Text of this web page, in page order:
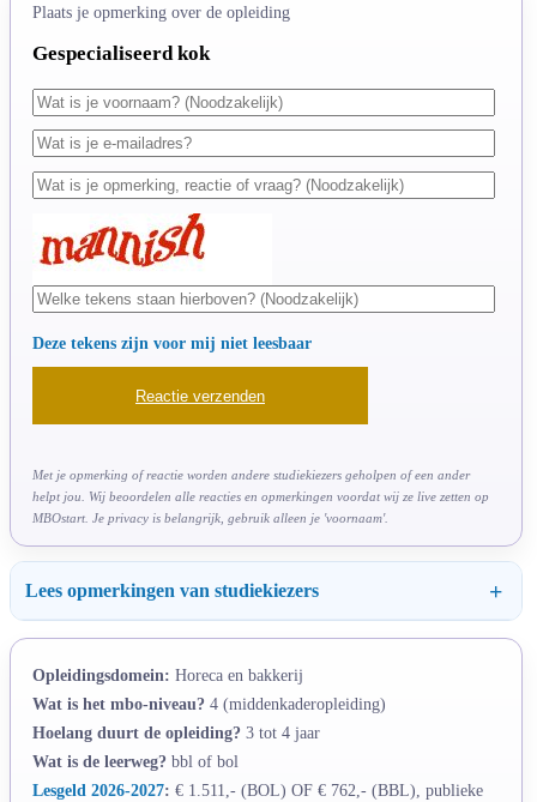
Plaats je opmerking over de opleiding
Gespecialiseerd kok
Deze tekens zijn voor mij niet leesbaar
Met je opmerking of reactie worden andere studiekiezers geholpen of een ander
helpt jou. Wij beoordelen alle reacties en opmerkingen voordat wij ze live zetten op
MBOstart. Je privacy is belangrijk, gebruik alleen je 'voornaam'.
Lees opmerkingen van studiekiezers
Opleidingsdomein: Horeca en bakkerij
Wat is het mbo-niveau? 4 (middenkaderopleiding)
Hoelang duurt de opleiding? 3 tot 4 jaar
Wat is de leerweg? bbl of bol
Lesgeld 2026-2027: € 1.511,- (BOL) OF € 762,- (BBL), publieke